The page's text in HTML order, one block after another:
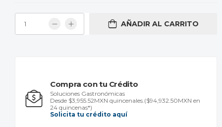
AÑADIR AL CARRITO
Compra con tu Crédito
Soluciones Gastronómicas
Desde $3,955.52MXN quincenales. ($94,932.50MXN en
24 quincenas*)
Solicita tu crédito aquí